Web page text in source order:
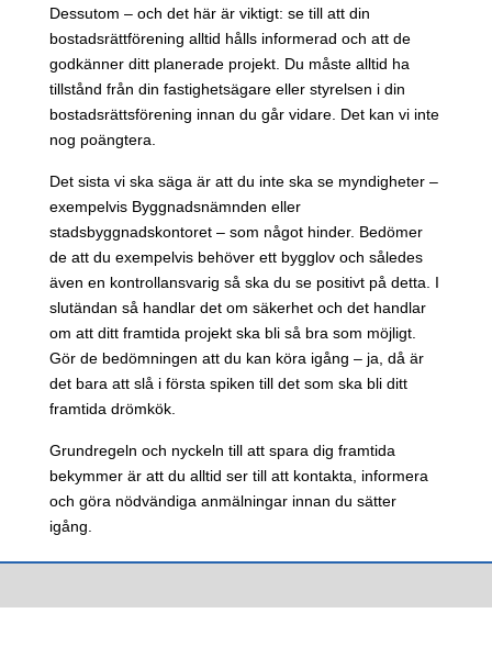
Dessutom – och det här är viktigt: se till att din
bostadsrättförening alltid hålls informerad och att de
godkänner ditt planerade projekt. Du måste alltid ha
tillstånd från din fastighetsägare eller styrelsen i din
bostadsrättsförening innan du går vidare. Det kan vi inte
nog poängtera.
Det sista vi ska säga är att du inte ska se myndigheter –
exempelvis Byggnadsnämnden eller
stadsbyggnadskontoret – som något hinder. Bedömer
de att du exempelvis behöver ett bygglov och således
även en kontrollansvarig så ska du se positivt på detta. I
slutändan så handlar det om säkerhet och det handlar
om att ditt framtida projekt ska bli så bra som möjligt.
Gör de bedömningen att du kan köra igång – ja, då är
det bara att slå i första spiken till det som ska bli ditt
framtida drömkök.
Grundregeln och nyckeln till att spara dig framtida
bekymmer är att du alltid ser till att kontakta, informera
och göra nödvändiga anmälningar innan du sätter
igång.